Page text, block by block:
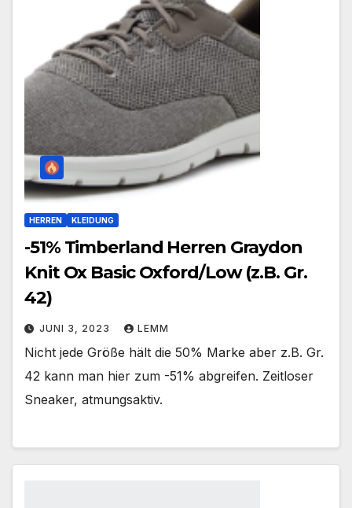
HERREN KLEIDUNG
-51% Timberland Herren Graydon
Knit Ox Basic Oxford/Low (z.B. Gr.
42)
JUNI 3, 2023 LEMM
Nicht jede Größe hält die 50% Marke aber z.B. Gr.
42 kann man hier zum -51% abgreifen. Zeitloser
Sneaker, atmungsaktiv.